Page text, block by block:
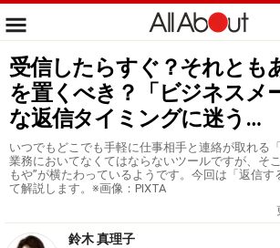
受信したらすぐ？それとも
を置くべき？「ビジネスメ
な返信タイミングに迷う…
いつでもどこでも手軽に仕事相手と連絡が取れる
業務においてなくてはならないツールですが、そ
もや”が横たわっているようです。今回は「返信
て解説します。※画像：PIXTA
鈴木 真理子